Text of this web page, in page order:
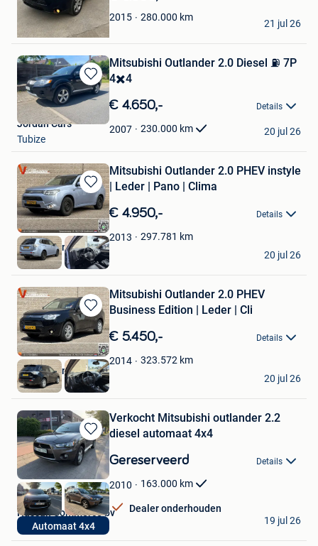
2015 280.000 km
H CARS
Sint-Pieters-Leeuw
21 jul 26
Bewaren
in
Favorieten
Mitsubishi Outlander 2.0 Diesel ⛽️ 7P
4✖️4
€ 4.650,- Details
2007 230.000 km
Jordan Cars
Tubize
20 jul 26
Bewaren
in
Mijn
Favorieten
Mitsubishi Outlander 2.0 PHEV instyle
| Leder | Pano | Clima
€ 4.950,- Details
2013 297.781 km
Vlashuizen B.V.
Lommel
20 jul 26
Bewaren
in
Mijn
Favorieten
Mitsubishi Outlander 2.0 PHEV
Business Edition | Leder | Cli
€ 5.450,- Details
2014 323.572 km
Vlashuizen B.V.
Lommel
20 jul 26
Bewaren
in
Mijn
Favorieten
Automaat 4x4
Verkocht Mitsubishi outlander 2.2
diesel automaat 4x4
Gereserveerd Details
2010 163.000 km
Dealer onderhouden
Hassan Commerce bv
Borsbeek
19 jul 26